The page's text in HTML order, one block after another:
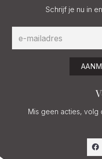
Schrijf je nu in
Mis geen acties, volg